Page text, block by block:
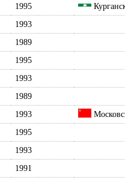
1995
1993
1989
1995
1993
1989
1993
1995
1993
1991